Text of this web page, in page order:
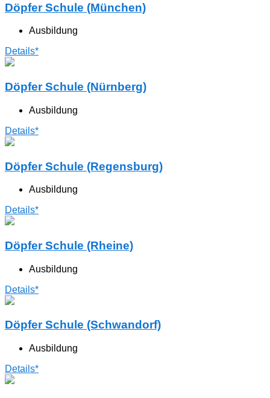
Döpfer Schule (München)
Ausbildung
Details*
Döpfer Schule (Nürnberg)
Ausbildung
Details*
Döpfer Schule (Regensburg)
Ausbildung
Details*
Döpfer Schule (Rheine)
Ausbildung
Details*
Döpfer Schule (Schwandorf)
Ausbildung
Details*